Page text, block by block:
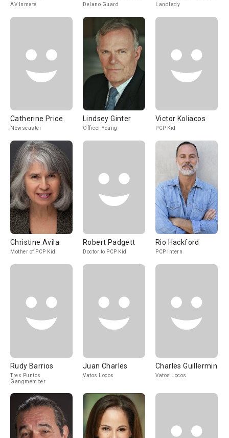
AV Inmate Delano Guard Landlady
Catherine Price
Newscaster
Lindsey Ginter
Officer Young
Victor Koliacos
PCP Kid
Christine Avila
Mother of PCP Kid
Robert Padgett
Doctor to PCP Kid
Rio Hackford
PCP Intern
Rudy Barrios
Tres Puntos
Gangmember
Juan Charles
Vatos Locos
Charles Guillermin
Vatos Locos